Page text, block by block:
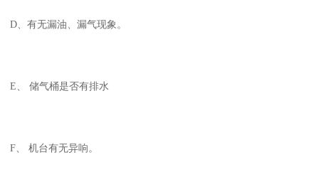
D、有无漏油、漏气现象。
E、 储气桶是否有排水
F、 机台有无异响。